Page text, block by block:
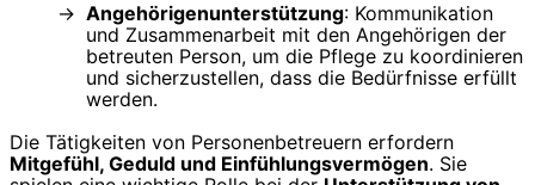
Angehörigenunterstützung: Kommunikation
und Zusammenarbeit mit den Angehörigen der
betreuten Person, um die Pflege zu koordinieren
und sicherzustellen, dass die Bedürfnisse erfüllt
werden.
Die Tätigkeiten von Personenbetreuern erfordern
Mitgefühl, Geduld und Einfühlungsvermögen. Sie